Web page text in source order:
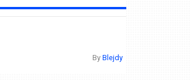
By Blejdy